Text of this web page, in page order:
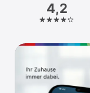
Plattform
iPhone
iPad
Vision
4,2